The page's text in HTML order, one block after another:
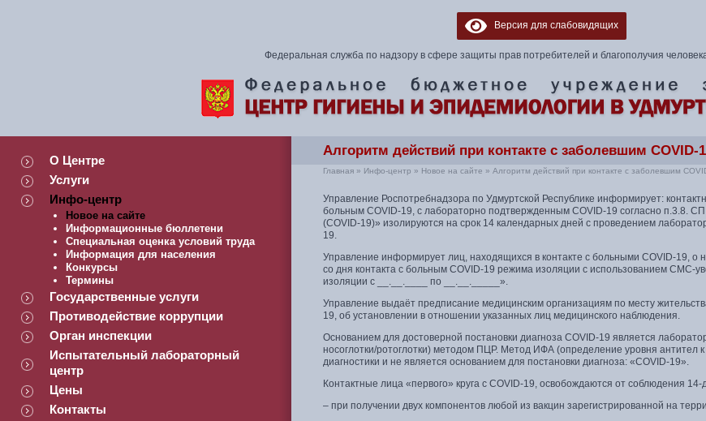
Версия для слабовидящих
Федеральная служба по надзору в сфере защиты прав потребителей и благополучия
О Центре
Услуги
Инфо-центр
Новое на сайте
Информационные бюллетени
Специальная оценка условий труда
Информация для населения
Конкурсы
Термины
Государственные услуги
Противодействие коррупции
Орган инспекции
Испытательный лабораторный
центр
Цены
Контакты
Алгоритм действий при контакте с заболевшим COVID-
Главная » Инфо-центр » Новое на сайте » Алгоритм действий при контакте с заболевшим
Управление Роспотребнадзора по Удмуртской Республике информирует:
больным COVID-19, с лабораторно подтвержденным COVID-19 согласно п.3.8.
(COVID-19)» изолируются на срок 14 календарных дней с проведением
19.
Управление информирует лиц, находящихся в контакте с больными COVID-19,
со дня контакта с больным COVID-19 режима изоляции с использованием
изоляции с __.__.____ по __.__._____».
Управление выдаёт предписание медицинским организациям по месту
19, об установлении в отношении указанных лиц медицинского наблюдения.
Основанием для достоверной постановки диагноза COVID-19 является
носоглотки/ротоглотки) методом ПЦР. Метод ИФА (определение уровня
диагностики и не является основанием для постановки диагноза: «COVID-19».
Контактные лица «первого» круга с COVID-19, освобождаются от соблюдения
– при получении двух компонентов любой из вакцин зарегистрированной на